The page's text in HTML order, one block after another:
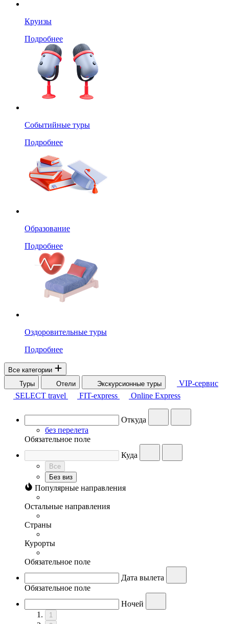
Круизы
Подробнее
Событийные туры
Подробнее
Образование
Подробнее
Оздоровительные туры
Подробнее
Все категории
Туры
Отели Экскурсионные туры
VIP-сервис
SELECT travel
FIT-express Online Express
Откуда
без перелета
Обязательное поле
Куда
Все
Без виз
Популярные направления
Остальные направления
Страны
Курорты
Обязательное поле
Дата вылета
Обязательное поле
Ночей
1